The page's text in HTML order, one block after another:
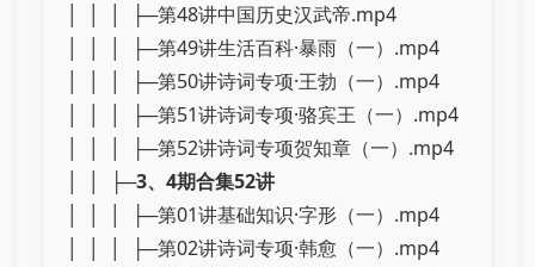
│ │ │ ├─第48讲中国历史汉武帝.mp4
│ │ │ ├─第49讲生活百科·暴雨（一）.mp4
│ │ │ ├─第50讲诗词专项·王勃（一）.mp4
│ │ │ ├─第51讲诗词专项·骆宾王（一）.mp4
│ │ │ ├─第52讲诗词专项贺知章（一）.mp4
│ │ ├─3、4期合集52讲
│ │ │ ├─第01讲基础知识·字形（一）.mp4
│ │ │ ├─第02讲诗词专项·韩愈（一）.mp4